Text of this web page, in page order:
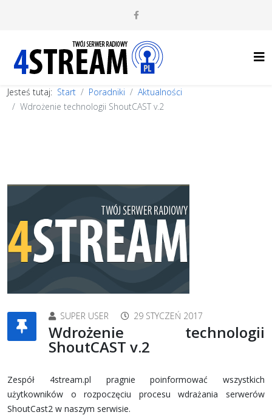
Jesteś tutaj: Start Poradniki
Aktualności
Wdrożenie technologii ShoutCAST v.2
SUPER USER 29 STYCZEŃ 2017
Wdrożenie technologii
ShoutCAST v.2
Zespół 4stream.pl pragnie poinformować wszystkich
użytkowników o rozpoczęciu procesu wdrażania serwerów
ShoutCast2 w naszym serwisie.